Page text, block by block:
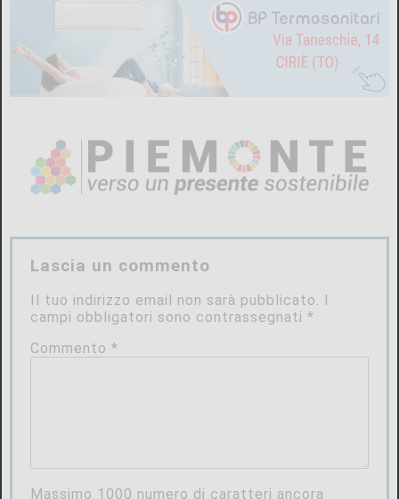
Lascia un commento
Il tuo indirizzo email non sarà pubblicato.
campi obbligatori sono contrassegnati*
Commento*
Massimo 1000 numero di caratteri ancora